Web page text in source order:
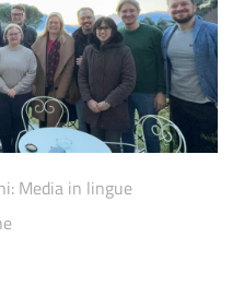
Media in lingue